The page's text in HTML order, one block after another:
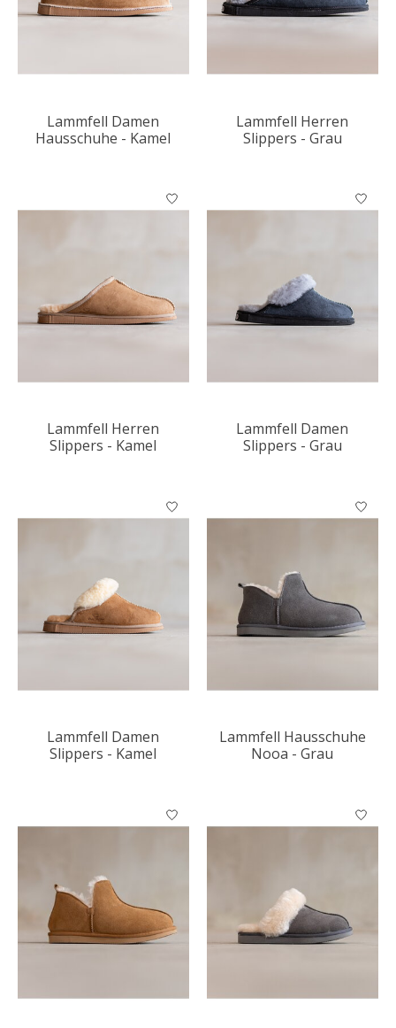
Lammfell Damen
Hausschuhe - Kamel
Lammfell Herren
Slippers - Grau
Lammfell Herren
Slippers - Kamel
Lammfell Damen
Slippers - Grau
Lammfell Damen
Slippers - Kamel
Lammfell Hausschuhe
Nooa - Grau